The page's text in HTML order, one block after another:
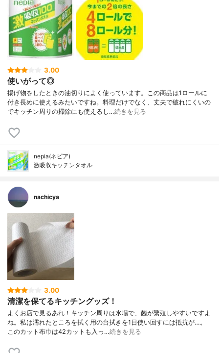
3.00
使いがって◎
揚げ物をしたときの油切りによく使っています。この商品は1ロールに
付き長めに使えるみたいですね。料理だけでなく、丈夫で破れにくいの
でキッチン周りの掃除にも使えるし…続きを見る
nepia(ネピア)
激吸収キッチンタオル
nachicya
3.00
清潔を保てるキッチングッズ！
よくお店で見るあれ！キッチン周りは水場で、菌が繁殖しやすいですよ
ね。私は濡れたところを拭く用の台拭きを1日使い回すには抵抗が…。
このカット布巾は42カットも入っ…続きを見る